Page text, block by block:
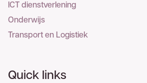
ICT dienstverlening
Onderwijs
Transport en Logistiek
Quick links